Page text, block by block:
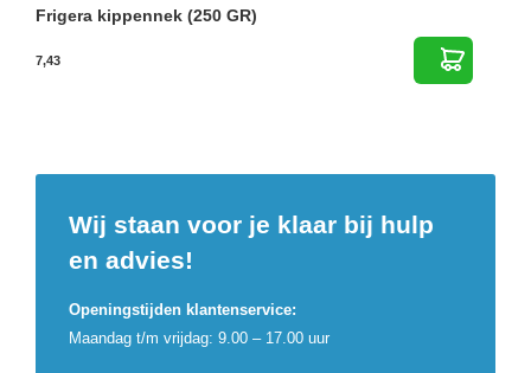
Frigera kippennek (250 GR)
7,43
Wij staan voor je klaar bij hulp
en advies!
Openingstijden klantenservice:
Maandag t/m vrijdag: 9.00 – 17.00 uur